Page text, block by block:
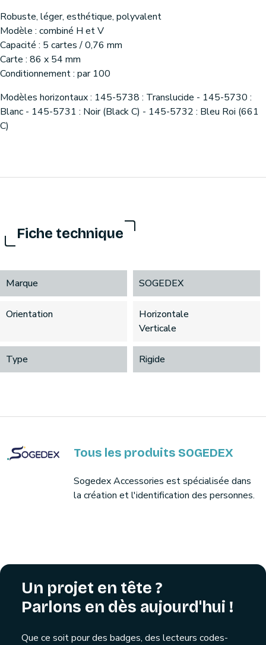
Robuste, léger, esthétique, polyvalent
Modèle : combiné H et V
Capacité : 5 cartes / 0,76 mm
Carte : 86 x 54 mm
Conditionnement : par 100
Modèles horizontaux : 145-5738 : Translucide - 145-5730 :
Blanc - 145-5731 : Noir (Black C) - 145-5732 : Bleu Roi (661
C)
Fiche technique
Marque SOGEDEX
Orientation
Horizontale
Verticale
Type Rigide
Tous les produits SOGEDEX
Sogedex Accessories est spécialisée dans
la création et l'identification des personnes.
Un projet en tête ?
Parlons en dès aujourd'hui !
Que ce soit pour des badges, des lecteurs codes-